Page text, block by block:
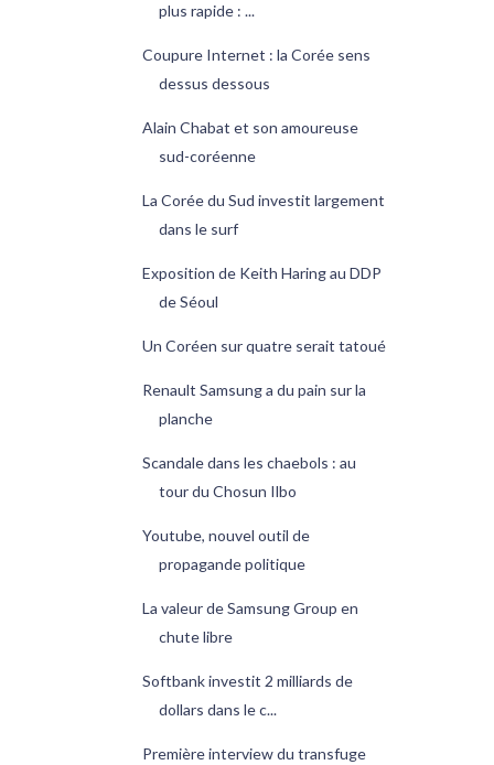
plus rapide : ...
Coupure Internet : la Corée sens
dessus dessous
Alain Chabat et son amoureuse
sud-coréenne
La Corée du Sud investit largement
dans le surf
Exposition de Keith Haring au DDP
de Séoul
Un Coréen sur quatre serait tatoué
Renault Samsung a du pain sur la
planche
Scandale dans les chaebols : au
tour du Chosun Ilbo
Youtube, nouvel outil de
propagande politique
La valeur de Samsung Group en
chute libre
Softbank investit 2 milliards de
dollars dans le c...
Première interview du transfuge